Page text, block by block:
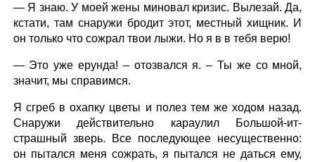
— Я знаю. У моей жены миновал кризис. Вылезай. Да,
кстати, там снаружи бродит этот, местный хищник. И
он только что сожрал твои лыжи. Но я в в тебя верю!
— Это уже ерунда! – отозвался я. – Ты же со мной,
значит, мы справимся.
Я сгреб в охапку цветы и полез тем же ходом назад.
Снаружи действительно караулил Большой-ит-
страшный зверь. Все последующее несущественно:
он пытался меня сожрать, я пытался не даться ему,